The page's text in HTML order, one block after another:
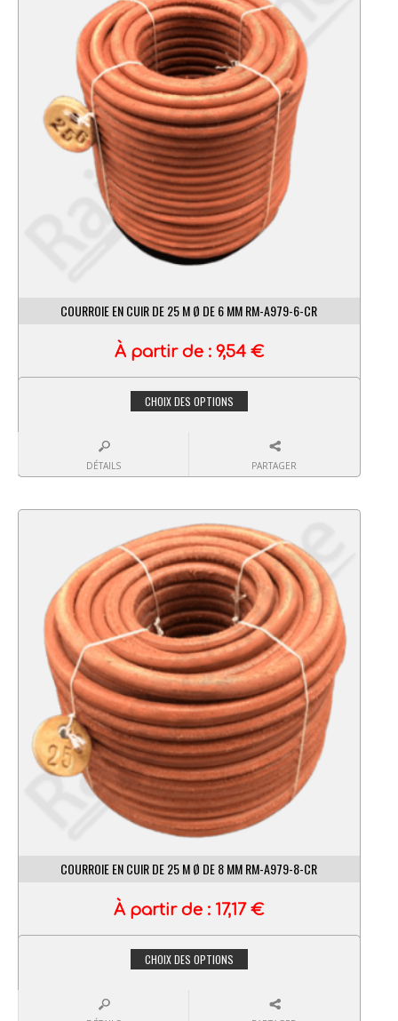
COURROIE EN CUIR DE 25 M Ø DE 6 MM RM-A979-6-CR
À partir de : 9,54 €
CHOIX DES OPTIONS
DÉTAILS PARTAGER
COURROIE EN CUIR DE 25 M Ø DE 8 MM RM-A979-8-CR
À partir de : 17,17€
CHOIX DES OPTIONS